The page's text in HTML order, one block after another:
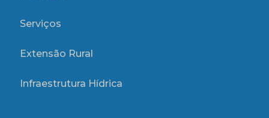
Serviços
Extensão Rural
Infraestrutura Hídrica